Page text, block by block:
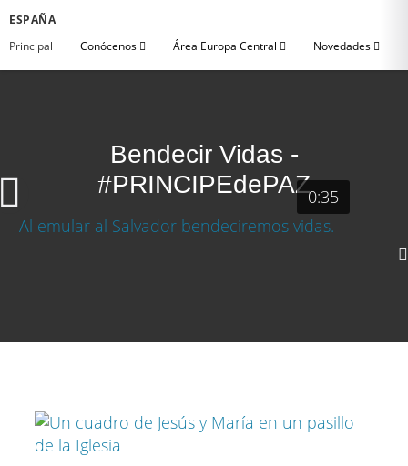
ESPAÑA
Principal
Conócenos Área Europa Central Novedades
Bendecir Vidas -
#PRINCIPEdePAZ0:35